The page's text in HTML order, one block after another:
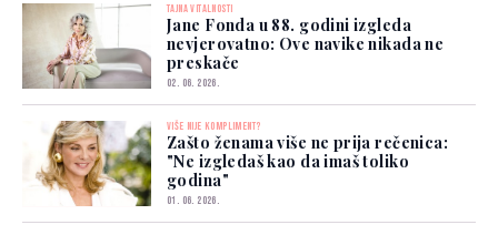
TAJNA VITALNOSTI
Jane Fonda u 88. godini izgleda
nevjerovatno: Ove navike nikada ne
preskače
02. 06. 2026.
VIŠE NIJE KOMPLIMENT?
Zašto ženama više ne prija rečenica:
"Ne izgledaš kao da imaš toliko
godina"
01. 06. 2026.